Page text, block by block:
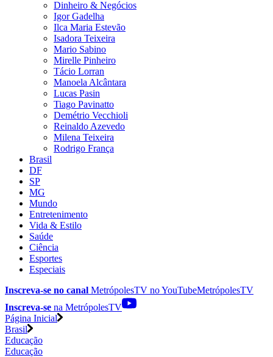
Dinheiro & Negócios
Igor Gadelha
Ilca Maria Estevão
Isadora Teixeira
Mario Sabino
Mirelle Pinheiro
Tácio Lorran
Manoela Alcântara
Lucas Pasin
Tiago Pavinatto
Demétrio Vecchioli
Reinaldo Azevedo
Milena Teixeira
Rodrigo França
Brasil
DF
SP
MG
Mundo
Entretenimento
Vida & Estilo
Saúde
Ciência
Esportes
Especiais
Inscreva-se no canal MetrópolesTV noYouTubeMetrópolesTV
Inscreva-se na MetrópolesTV
Página Inicial
Brasil
Educação
Educação